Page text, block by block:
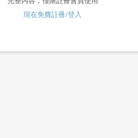
現在免費註冊/登入